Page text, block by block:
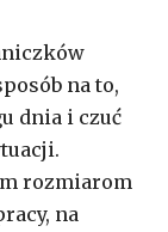
na to,
dnia i czuć
rozmiarom
na